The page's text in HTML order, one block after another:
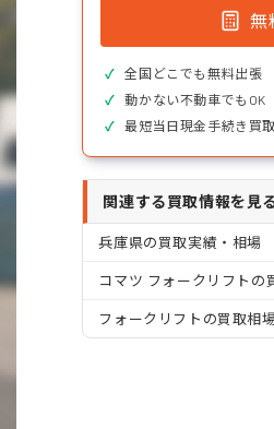
無
全国どこでも無料出張
動かない不動車でもOK
最短当日現金手続き買
関連する買取情報を見
兵庫県の買取実績・相場
コマツ フォークリフトの
フォークリフトの買取相